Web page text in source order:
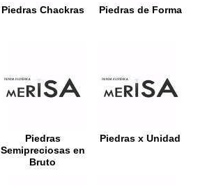
Piedras Chackras Piedras de Forma
Piedras
Semipreciosas en
Bruto
Piedras x Unidad